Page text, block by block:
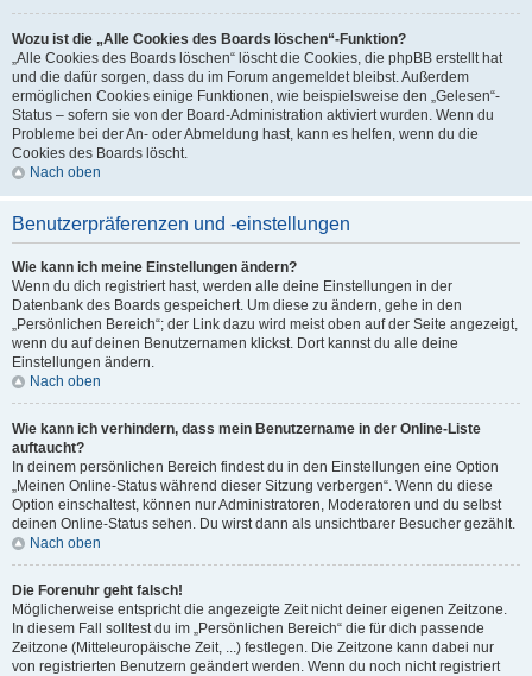
Wozu ist die „Alle Cookies des Boards löschen“-Funktion?
„Alle Cookies des Boards löschen“ löscht die Cookies, die phpBB erstellt hat
und die dafür sorgen, dass du im Forum angemeldet bleibst. Außerdem
ermöglichen Cookies einige Funktionen, wie beispielsweise den „Gelesen“-
Status – sofern sie von der Board-Administration aktiviert wurden. Wenn du
Probleme bei der An- oder Abmeldung hast, kann es helfen, wenn du die
Cookies des Boards löscht.
Nach oben
Benutzerpräferenzen und -einstellungen
Wie kann ich meine Einstellungen ändern?
Wenn du dich registriert hast, werden alle deine Einstellungen in der
Datenbank des Boards gespeichert. Um diese zu ändern, gehe in den
„Persönlichen Bereich“; der Link dazu wird meist oben auf der Seite angezeigt,
wenn du auf deinen Benutzernamen klickst. Dort kannst du alle deine
Einstellungen ändern.
Nach oben
Wie kann ich verhindern, dass mein Benutzername in der Online-Liste
auftaucht?
In deinem persönlichen Bereich findest du in den Einstellungen eine Option
„Meinen Online-Status während dieser Sitzung verbergen“. Wenn du diese
Option einschaltest, können nur Administratoren, Moderatoren und du selbst
deinen Online-Status sehen. Du wirst dann als unsichtbarer Besucher gezählt.
Nach oben
Die Forenuhr geht falsch!
Möglicherweise entspricht die angezeigte Zeit nicht deiner eigenen Zeitzone.
In diesem Fall solltest du im „Persönlichen Bereich“ die für dich passende
Zeitzone (Mitteleuropäische Zeit, ...) festlegen. Die Zeitzone kann dabei nur
von registrierten Benutzern geändert werden. Wenn du noch nicht registriert